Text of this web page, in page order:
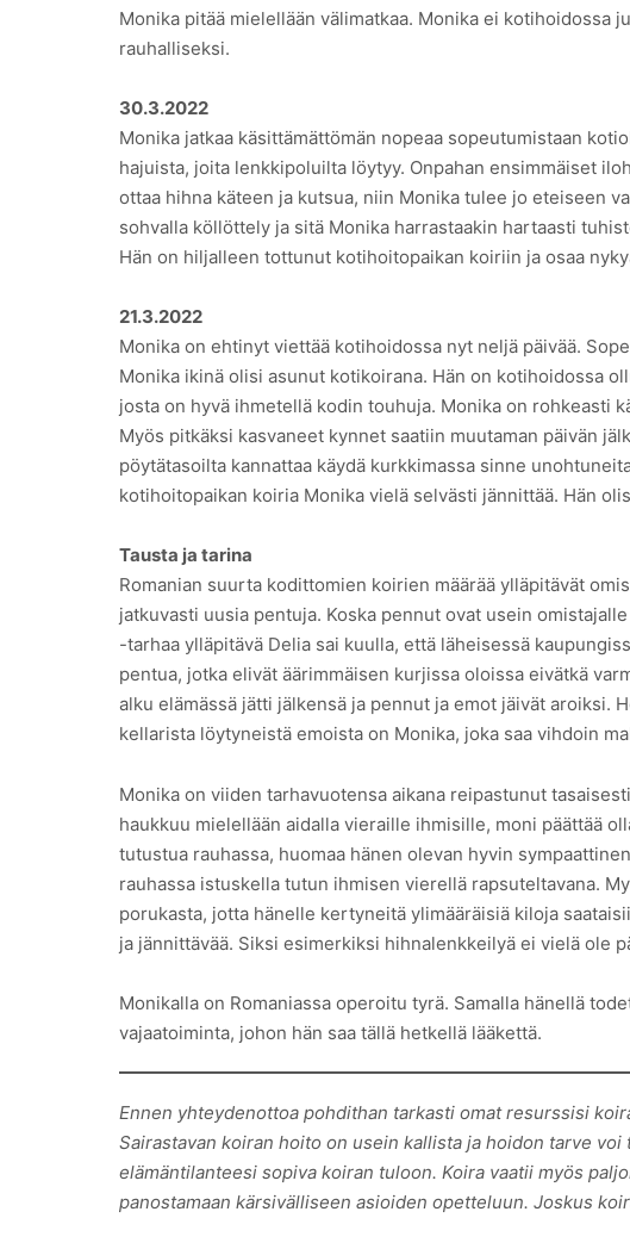
Monika pitää mielellään välimatkaa. Monika ei
rauhalliseksi.
30.3.2022
Monika jatkaa käsittämättömän nopeaa sopeutumistaan
hajuista, joita lenkkipoluilta löytyy. Onpahan ensimmäiset
ottaa hihna käteen ja kutsua, niin Monika tulee jo eteiseen
sohvalla köllöttely ja sitä Monika harrastaakin hartaasti
Hän on hiljalleen tottunut kotihoitopaikan koiriin ja osaa
21.3.2022
Monika on ehtinyt viettää kotihoidossa nyt neljä päivää.
Monika ikinä olisi asunut kotikoirana. Hän on kotihoidossa
josta on hyvä ihmetellä kodin touhuja. Monika on rohkeasti
Myös pitkäksi kasvaneet kynnet saatiin muutaman päivän
pöytätasoilta kannattaa käydä kurkkimassa sinne
kotihoitopaikan koiria Monika vielä selvästi jännittää. Hän
Tausta ja tarina
Romanian suurta kodittomien koirien määrää ylläpitävät
jatkuvasti uusia pentuja. Koska pennut ovat usein
-tarhaa ylläpitävä Delia sai kuulla, että läheisessä
pentua, jotka elivät äärimmäisen kurjissa oloissa eivätkä
alku elämässä jätti jälkensä ja pennut ja emot jäivät aroiksi.
kellarista löytyneistä emoista on Monika, joka saa vihdoin
Monika on viiden tarhavuotensa aikana reipastunut
haukkuu mielellään aidalla vieraille ihmisille, moni päättää
tutustua rauhassa, huomaa hänen olevan hyvin
rauhassa istuskella tutun ihmisen vierellä rapsuteltavana.
porukasta, jotta hänelle kertyneitä ylimääräisiä kiloja
ja jännittävää. Siksi esimerkiksi hihnalenkkeilyä ei vielä ole
Monikalla on Romaniassa operoitu tyrä. Samalla hänellä
vajaatoiminta, johon hän saa tällä hetkellä lääkettä.
Ennen yhteydenottoa pohdithan tarkasti omat resurssisi
Sairastavan koiran hoito on usein kallista ja hoidon tarve
elämäntilanteesi sopiva koiran tuloon. Koira vaatii myös
panostamaan kärsivälliseen asioiden opetteluun. Joskus